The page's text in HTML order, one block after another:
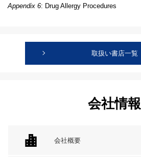
Appendix 6: Drug Allergy Procedures
取扱い書店一覧
会社情報
会社概要